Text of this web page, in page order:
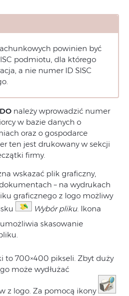
powinien być
podmiotu, dla którego
a nie numer ID SISC
należy wprowadzić numer
w bazie danych o
oraz o gospodarce
ten jest drukowany w sekcji
firmy.
wskazać plik graficzny,
– na wydrukach
graficznego z logo możliwy
Wybór pliku. Ikona
skasowanie
to 700×400 pikseli. Zbyt duży
może wydłużać
z logo. Za pomocą ikony